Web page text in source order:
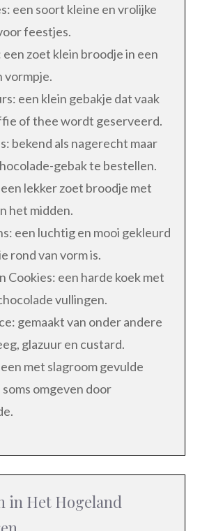
een soort kleine en vrolijke
feestjes.
zoet klein broodje in een
vormpje.
een klein gebakje dat vaak
of thee wordt geserveerd.
bekend als nagerecht maar
gebak te bestellen.
lekker zoet broodje met
het midden.
een luchtig en mooi gekleurd
rond van vorm is.
Cookies: een harde koek met
vullingen.
gemaakt van onder andere
glazuur en custard.
met slagroom gevulde
soms omgeven door
in Het Hogeland